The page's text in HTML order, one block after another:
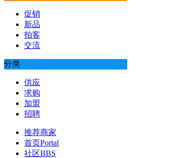
促销
新品
拍客
交流
分类
供应
求购
加盟
招聘
推荐商家
首页Portal
社区BBS